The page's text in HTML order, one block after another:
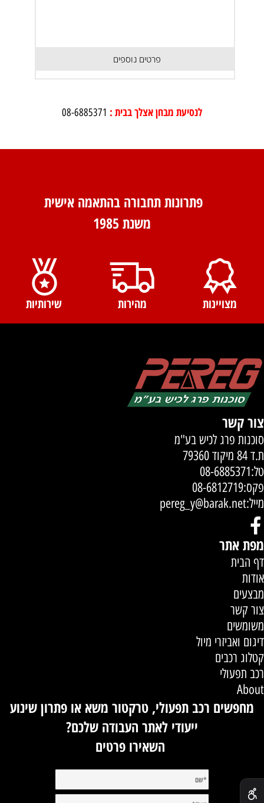
פרטים נוספים
לנסיעת מבחן אצלך בבית : 08-6885371
פתרונות תחבורה בהתאמה אישית
משנת 1985
מצויינות מהירות שירותיות
צור קשר
סוכנות פרג לכיש בע"מ
ת.ד 84 מיקוד 79360
טל:08-6885371
פקס:08-6812719
מייל:pereg_y@barak.net
מפת אתר
דף הבית
אודות
מבצעים
צור קשר
משומשים
דיגום ואביזרי מיול
קטלוג רכבים
רכב תפעולי
About
מחפשים רכב תפעולי, טרקטור משא או פתרון שינוע
ייעודי לאתר העבודה שלכם?
השאירו פרטים